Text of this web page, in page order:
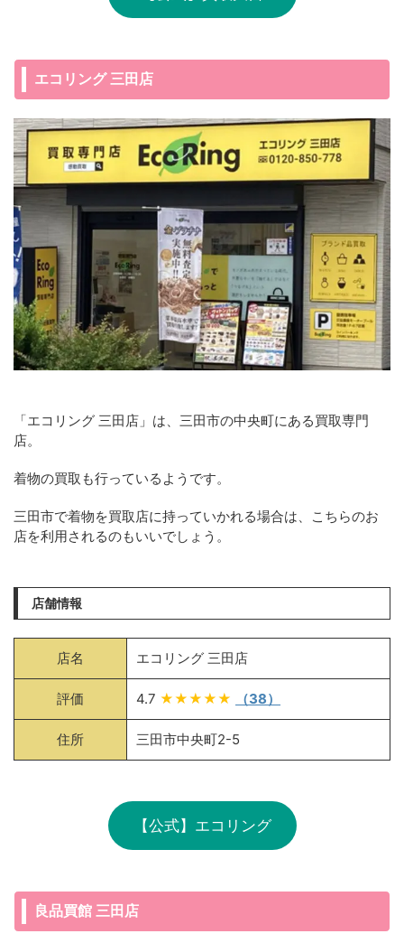
エコリング 三田店
「エコリング 三田店」は、三田市の中央町にある買取専門
店。
着物の買取も行っているようです。
三田市で着物を買取店に持っていかれる場合は、こちらのお
店を利用されるのもいいでしょう。
店舗情報
店名 エコリング 三田店
評価 4.7 ★★★★★ （38）
住所 三田市中央町2-5
【公式】エコリング
良品買館 三田店